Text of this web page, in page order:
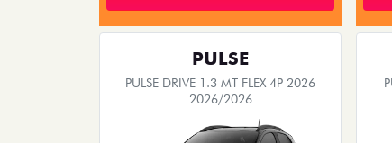
PULSE
PULSE DRIVE 1.3 MT FLEX 4P 2026
2026/2026